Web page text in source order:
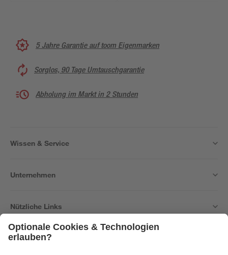
5 Jahre Garantie auf toom Eigenmarken
Sorglos, 90 Tage Umtauschgarantie
Abholung im Markt in 2 Stunden
Wissen & Service
Unternehmen
Nützliche Links